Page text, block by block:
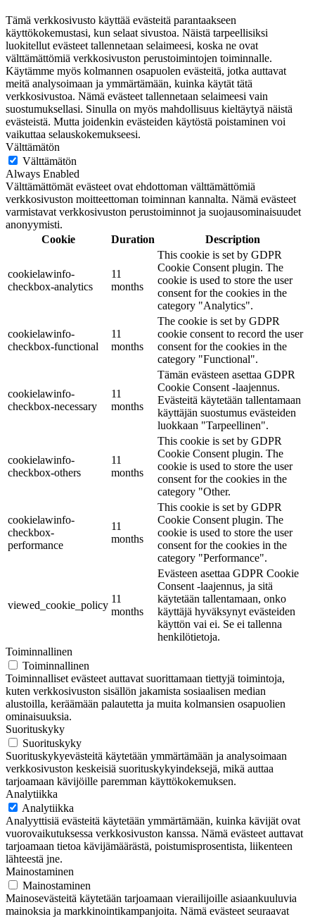
Tämä verkkosivusto käyttää evästeitä parantaakseen
käyttökokemustasi, kun selaat sivustoa. Näistä tarpeellisiksi
luokitellut evästeet tallennetaan selaimeesi, koska ne ovat
välttämättömiä verkkosivuston perustoimintojen toiminnalle.
Käytämme myös kolmannen osapuolen evästeitä, jotka auttavat
meitä analysoimaan ja ymmärtämään, kuinka käytät tätä
verkkosivustoa. Nämä evästeet tallennetaan selaimeesi vain
suostumuksellasi. Sinulla on myös mahdollisuus kieltäytyä näistä
evästeistä. Mutta joidenkin evästeiden käytöstä poistaminen voi
vaikuttaa selauskokemukseesi.
Välttämätön
Välttämätön
Always Enabled
Välttämättömät evästeet ovat ehdottoman välttämättömiä
verkkosivuston moitteettoman toiminnan kannalta. Nämä evästeet
varmistavat verkkosivuston perustoiminnot ja suojausominaisuudet
anonyymisti.
Cookie
Duration Description
cookielawinfo-
checkbox-analytics
11
months
This cookie is set by GDPR
Cookie Consent plugin. The
cookie is used to store the user
consent for the cookies in the
category "Analytics".
cookielawinfo-
checkbox-functional
11
months
The cookie is set by GDPR
cookie consent to record the user
consent for the cookies in the
category "Functional".
cookielawinfo-
checkbox-necessary
11
months
Tämän evästeen asettaa GDPR
Cookie Consent -laajennus.
Evästeitä käytetään tallentamaan
käyttäjän suostumus evästeiden
luokkaan "Tarpeellinen".
cookielawinfo-
checkbox-others
11
months
This cookie is set by GDPR
Cookie Consent plugin. The
cookie is used to store the user
consent for the cookies in the
category "Other.
cookielawinfo-
checkbox-
performance
11
months
This cookie is set by GDPR
Cookie Consent plugin. The
cookie is used to store the user
consent for the cookies in the
category "Performance".
viewed_cookie_policy
11
months
Evästeen asettaa GDPR Cookie
Consent -laajennus, ja sitä
käytetään tallentamaan, onko
käyttäjä hyväksynyt evästeiden
käyttön vai ei. Se ei tallenna
henkilötietoja.
Toiminnallinen
Toiminnallinen
Toiminnalliset evästeet auttavat suorittamaan tiettyjä toimintoja,
kuten verkkosivuston sisällön jakamista sosiaalisen median
alustoilla, keräämään palautetta ja muita kolmansien osapuolien
ominaisuuksia.
Suorituskyky
Suorituskyky
Suorituskykyevästeitä käytetään ymmärtämään ja analysoimaan
verkkosivuston keskeisiä suorituskykyindeksejä, mikä auttaa
tarjoamaan kävijöille paremman käyttökokemuksen.
Analytiikka
Analytiikka
Analyyttisiä evästeitä käytetään ymmärtämään, kuinka kävijät ovat
vuorovaikutuksessa verkkosivuston kanssa. Nämä evästeet auttavat
tarjoamaan tietoa kävijämäärästä, poistumisprosentista, liikenteen
lähteestä jne.
Mainostaminen
Mainostaminen
Mainosevästeitä käytetään tarjoamaan vierailijoille asiaankuuluvia
mainoksia ja markkinointikampanjoita. Nämä evästeet seuraavat